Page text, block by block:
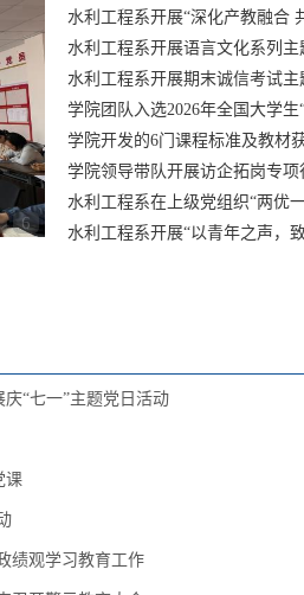
6
水利工程系开展“深化产教融合
水利工程系开展语言文化系列主
水利工程系开展期末诚信考试主
学院团队入选2026年全国大学
学院开发的6门课程标准及教材
学院领导带队开展访企拓岗专项
水利工程系在上级党组织“两优
水利工程系开展“以青年之声，
“七一”主题党日活动
课
绩观学习教育工作